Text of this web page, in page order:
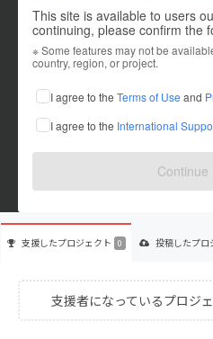
This site is available to users
continuing, please confirm the
※ Some features may not be
country, region, or project.
I agree to the Terms of Use and
I agree to the International
Continue
在住国：日本
出身国：日本
Dr. Sean Braces is a Westminster-
zing in orthodontics a もっと見る
支援したプロジェクト 0 投稿したプロ
支援者になっているプロジ